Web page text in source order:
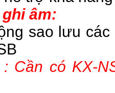
âm:
sao lưu
: Cần có KX-